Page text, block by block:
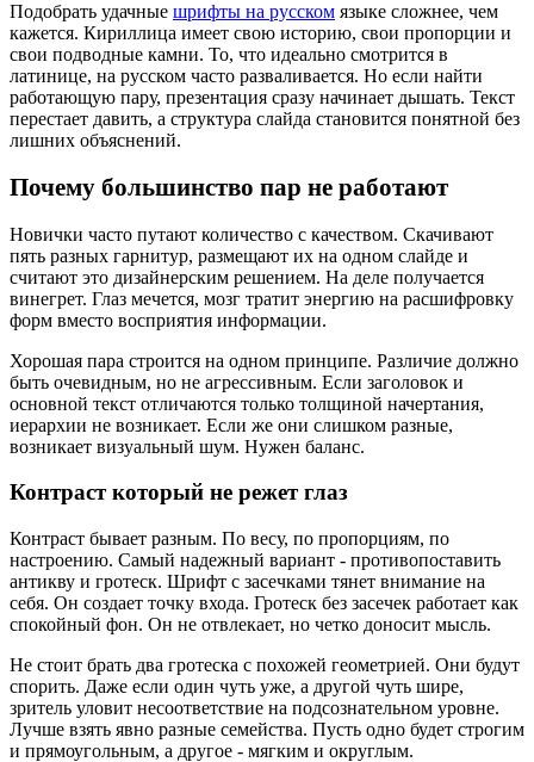
Подобрать удачные шрифты на русском языке сложнее, чем
кажется. Кириллица имеет свою историю, свои пропорции и
свои подводные камни. То, что идеально смотрится в
латинице, на русском часто разваливается. Но если найти
работающую пару, презентация сразу начинает дышать. Текст
перестает давить, а структура слайда становится понятной без
лишних объяснений.
Почему большинство пар не работают
Новички часто путают количество с качеством. Скачивают
пять разных гарнитур, размещают их на одном слайде и
считают это дизайнерским решением. На деле получается
винегрет. Глаз мечется, мозг тратит энергию на расшифровку
форм вместо восприятия информации.
Хорошая пара строится на одном принципе. Различие должно
быть очевидным, но не агрессивным. Если заголовок и
основной текст отличаются только толщиной начертания,
иерархии не возникает. Если же они слишком разные,
возникает визуальный шум. Нужен баланс.
Контраст который не режет глаз
Контраст бывает разным. По весу, по пропорциям, по
настроению. Самый надежный вариант - противопоставить
антикву и гротеск. Шрифт с засечками тянет внимание на
себя. Он создает точку входа. Гротеск без засечек работает как
спокойный фон. Он не отвлекает, но четко доносит мысль.
Не стоит брать два гротеска с похожей геометрией. Они будут
спорить. Даже если один чуть уже, а другой чуть шире,
зритель уловит несоответствие на подсознательном уровне.
Лучше взять явно разные семейства. Пусть одно будет строгим
и прямоугольным, а другое - мягким и округлым.